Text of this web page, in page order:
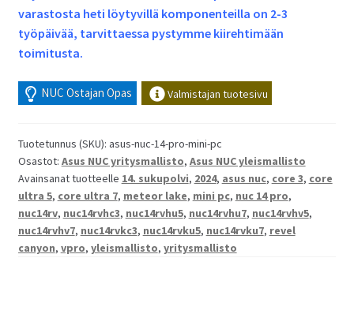
varastosta heti löytyvillä komponenteilla on 2-3
työpäivää, tarvittaessa pystymme kiirehtimään
toimitusta.
NUC Ostajan Opas Valmistajan tuotesivu
Tuotetunnus (SKU): asus-nuc-14-pro-mini-pc
Osastot: Asus NUC yritysmallisto, Asus NUC yleismallisto
Avainsanat tuotteelle 14. sukupolvi, 2024, asus nuc, core 3, core
ultra 5, core ultra 7, meteor lake, mini pc, nuc 14 pro,
nuc14rv, nuc14rvhc3, nuc14rvhu5, nuc14rvhu7, nuc14rvhv5,
nuc14rvhv7, nuc14rvkc3, nuc14rvku5, nuc14rvku7, revel
canyon, vpro, yleismallisto, yritysmallisto